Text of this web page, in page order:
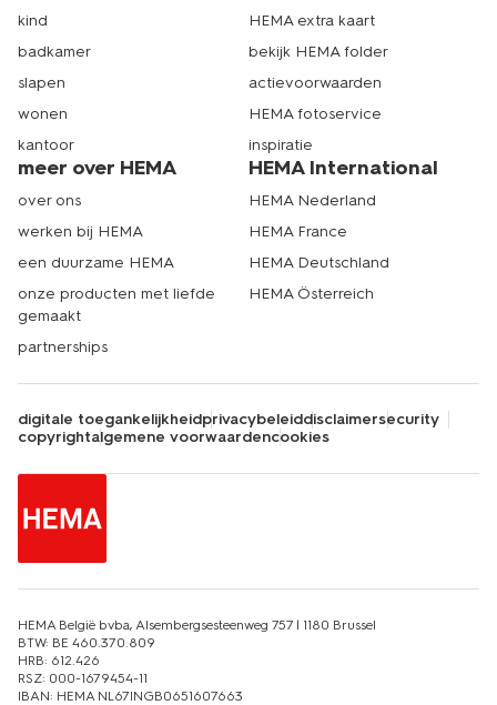
kind
badkamer
slapen
wonen
kantoor
HEMA extra kaart
bekijk HEMA folder
actievoorwaarden
HEMA fotoservice
inspiratie
meer over HEMA
over ons
werken bij HEMA
een duurzame HEMA
onze producten met liefde
gemaakt
partnerships
HEMA International
HEMA Nederland
HEMA France
HEMA Deutschland
HEMA Österreich
digitale toegankelijkheidprivacybeleiddisclaimersecurity
copyrightalgemene voorwaardencookies
HEMA België bvba, Alsembergsesteenweg 757 | 1180 Brussel
BTW: BE 460.370.809
HRB: 612.426
RSZ: 000-1679454-11
IBAN: HEMA NL67INGB0651607663